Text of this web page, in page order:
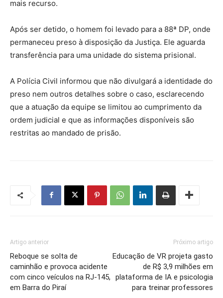
mais recurso.
Após ser detido, o homem foi levado para a 88ª DP, onde
permaneceu preso à disposição da Justiça. Ele aguarda
transferência para uma unidade do sistema prisional.
A Polícia Civil informou que não divulgará a identidade do
preso nem outros detalhes sobre o caso, esclarecendo
que a atuação da equipe se limitou ao cumprimento da
ordem judicial e que as informações disponíveis são
restritas ao mandado de prisão.
Artigo anterior
Reboque se solta de
caminhão e provoca acidente
com cinco veículos na RJ-145,
em Barra do Piraí
Próximo artigo
Educação de VR projeta gasto
de R$ 3,9 milhões em
plataforma de IA e psicologia
para treinar professores